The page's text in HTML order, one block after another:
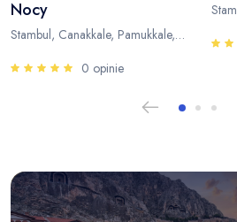
Nocy
Stambul, Canakkale, Pamukkale, Antalya
0 opinie